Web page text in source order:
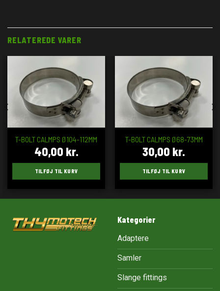
RELATEREDE VARER
T-BOLT CALMPS Ø104-112MM
40,00 kr.
TILFØJ TIL KURV
T-BOLT CALMPS Ø68-73MM
30,00 kr.
TILFØJ TIL KURV
Kategorier
Adaptere
Samler
Slange fittings